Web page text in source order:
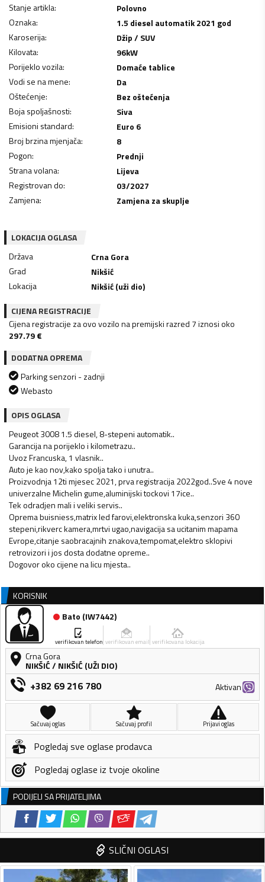
Stanje artikla:
Polovno
Oznaka:
1.5 diesel automatik 2021 god
Karoserija:
Džip / SUV
Kilovata: 96kW
Porijeklo vozila:
Domaće tablice
Vodi se na mene:
Da
Oštećenje:
Bez oštećenja
Boja spoljašnosti:
Siva
Emisioni standard:
Euro 6
Broj brzina mjenjača:
8
Pogon:
Prednji
Strana volana:
Lijeva
Registrovan do:
03/2027
Zamjena: Zamjena za skuplje
LOKACIJA OGLASA
Država
Crna Gora
Grad
Nikšić
Lokacija
Nikšić (uži dio)
CIJENA REGISTRACIJE
Cijena registracije za ovo vozilo na premijski razred 7 iznosi oko
297.79€
DODATNA OPREMA
Parking senzori - zadnji
Webasto
OPIS OGLASA
Peugeot 3008 1.5 diesel, 8-stepeni automatik..
Garancija na porijeklo i kilometrazu..
Uvoz Francuska, 1 vlasnik..
Auto je kao nov,kako spolja tako i unutra..
Proizvodnja 12ti mjesec 2021, prva registracija 2022god..Sve 4 nove
univerzalne Michelin gume,aluminijski tockovi 17ice..
Tek odradjen mali i veliki servis..
Oprema buisniess,matrix led farovi,elektronska kuka,senzori 360
stepeni,rikverc kamera,mrtvi ugao,navigacija sa ucitanim mapama
Evrope,citanje saobracajnih znakova,tempomat,elektro sklopivi
retrovizori i jos dosta dodatne opreme..
Dogovor oko cijene na licu mjesta..
KORISNIK
Bato (IW7442)
verifikovan telefon verifikovan email verifikovana lokacija
Crna Gora
NIKŠIĆ/ NIKŠIĆ (UŽI DIO)
+382 69 216 780 Aktivan
Sačuvaj oglas Sačuvaj profil Prijavi oglas
Pogledaj sve oglase prodavca
Pogledaj oglase iz tvoje okoline
PODIJELI SA PRIJATELJIMA
SLIČNI OGLASI